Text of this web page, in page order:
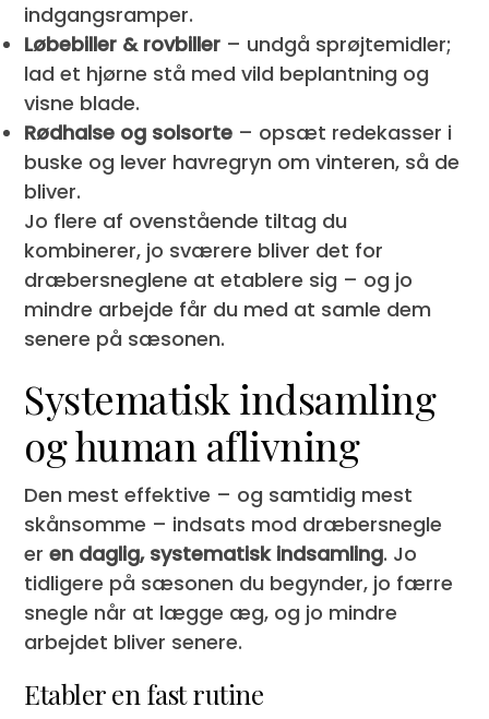
indgangsramper.
Løbebiller & rovbiller – undgå sprøjtemidler;
lad et hjørne stå med vild beplantning og
visne blade.
Rødhalse og solsorte – opsæt redekasser i
buske og lever havregryn om vinteren, så de
bliver.
Jo flere af ovenstående tiltag du
kombinerer, jo sværere bliver det for
dræbersneglene at etablere sig – og jo
mindre arbejde får du med at samle dem
senere på sæsonen.
Systematisk indsamling
og human aflivning
Den mest effektive – og samtidig mest
skånsomme – indsats mod dræbersnegle
eren daglig, systematisk indsamling. Jo
tidligere på sæsonen du begynder, jo færre
snegle når at lægge æg, og jo mindre
arbejdet bliver senere.
Etabler en fast rutine